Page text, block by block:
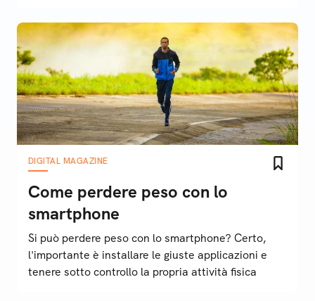
DIGITAL MAGAZINE
Come perdere peso con lo
smartphone
Si può perdere peso con lo smartphone? Certo,
l'importante è installare le giuste applicazioni e
tenere sotto controllo la propria attività fisica